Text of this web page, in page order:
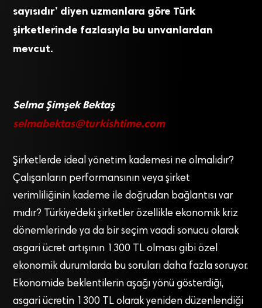
sayısıdır’ diyen uzmanlara göre Türk
şirketlerinde fazlasıyla bu unvanlardan
mevcut.
Selma Şimşek Bektaş
selmabektas@turkishtime.com
Şirketlerde ideal yönetim kademesi ne olmalıdır?
Çalışanların performansının veya şirket
verimliliğinin kademe ile doğrudan bağlantısı var
mıdır? Türkiye’deki şirketler özellikle ekonomik kriz
dönemlerinde ya da bir seçim vaadi sonucu olarak
asgari ücret artışının 1300 TL olması gibi özel
ekonomik durumlarda bu soruları daha fazla soruyor.
Ekonomide beklentilerin aşağı yönü gösterdiği,
asgari ücretin 1300 TL olarak yeniden düzenlendiği